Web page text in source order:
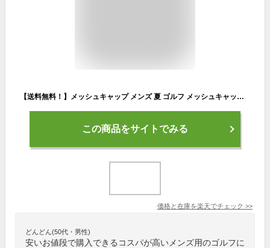
【送料無料！】メッシュキャップ メンズ 夏 ゴルフ メッシュキャップ 大きいサイズ キャップ メッシュ ゴルフ 帽子 メンズ キャップ 通気性抜群 野球帽子 メッシュ 無地 登山 釣り 旅行 メッシュ帽 男女兼用 かっこいい おしゃれ
この商品をサイトでみる
価格と在庫を楽天でチェック >>
どんどん(50代・男性)
安いお値段で購入できるコスパが高いメンズ用のゴルフに